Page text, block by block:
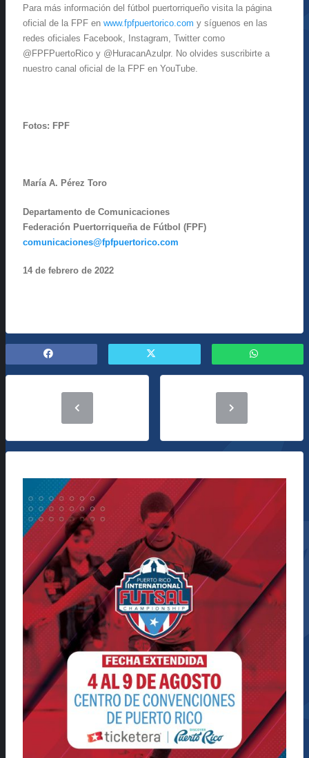
Para más información del fútbol puertorriqueño visita la página
oficial de la FPF en www.fpfpuertorico.com y síguenos en las
redes oficiales Facebook, Instagram, Twitter como
@FPFPuertoRico y @HuracanAzulpr. No olvides suscribirte a
nuestro canal oficial de la FPF en YouTube.
Fotos: FPF
María A. Pérez Toro
Departamento de Comunicaciones
Federación Puertorriqueña de Fútbol (FPF)
comunicaciones@fpfpuertorico.com
14 de febrero de 2022